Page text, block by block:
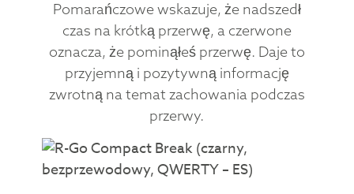
Pomarańczowe wskazuje, że nadszedł
czas na krótką przerwę, a czerwone
oznacza, że pominąłeś przerwę. Daje to
przyjemną i pozytywną informację
zwrotną na temat zachowania podczas
przerwy.